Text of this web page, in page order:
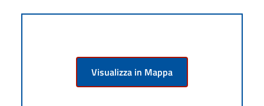
Visualizza in Mappa